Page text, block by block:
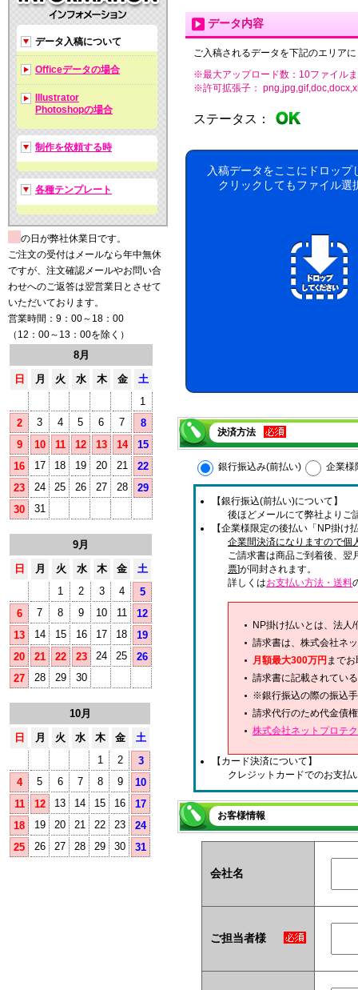
データ入稿について
Officeデータの場合
Illustrator
Photoshopの場合
制作を依頼する時
各種テンプレート
の日が弊社休業日です。
ご注文の受付はメールなら年中無休
ですが、注文確認メールやお問い合
わせへのご返答は翌営業日とさせて
いただいております。
営業時間：9：00～18：00
（12：00～13：00を除く）
8月
日
月 火 水 木 金
土
1
2
3 4 5 6 7
8
9
10 11 12 13 14
15
16
17 18 19 20 21
22
23
24 25 26 27 28
29
30
31
9月
日
月 火 水 木 金
土
1
2 3 4
5
6
7 8 9 10 11
12
13
14 15 16 17 18
19
20
21 22 23 24 25
26
27
28 29 30
10月
日
月 火 水 木 金
土
1
2
3
4
5 6 7 8 9
10
11
12 13 14 15 16
17
18
19 20 21 22 23
24
25
26 27 28 29 30 31
データ内容
ご入稿されるデータを下記のエリア
※最大アップロード数：10ファイル
※許可拡張子：
ステータス：
入稿データをここにドロップ
クリックしてもファイル選
決済方法
銀行振込み(前払い) 企業様
【銀行振込(前払い)について】
後ほどメールにて弊社よりご
【企業様限定の後払い「NP掛け
企業間決済になりますので個
ご請求書は商品ご到着後、翌
票]が同封されます。
詳しくはお支払い方法・送料
NP掛け払いとは、法人
請求書は、株式会社ネ
月額最大300万円 まで
請求書に記載されてい
※銀行振込の際の振込
請求代行のため代金債
株式会社ネットプロテ
【カード決済について】
クレジットカードでのお支払
お客様情報
会社名
ご担当者様